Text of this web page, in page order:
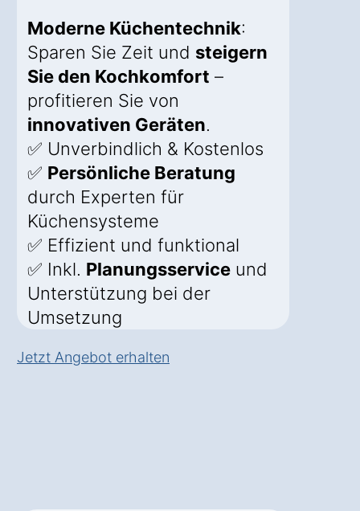
Moderne Küchentechnik:
Sparen Sie Zeit und steigern
Sie den Kochkomfort –
profitieren Sie von
innovativen Geräten.
✅ Unverbindlich & Kostenlos
✅ Persönliche Beratung
durch Experten für
Küchensysteme
✅ Effizient und funktional
✅ Inkl. Planungsservice und
Unterstützung bei der
Umsetzung
Jetzt Angebot erhalten